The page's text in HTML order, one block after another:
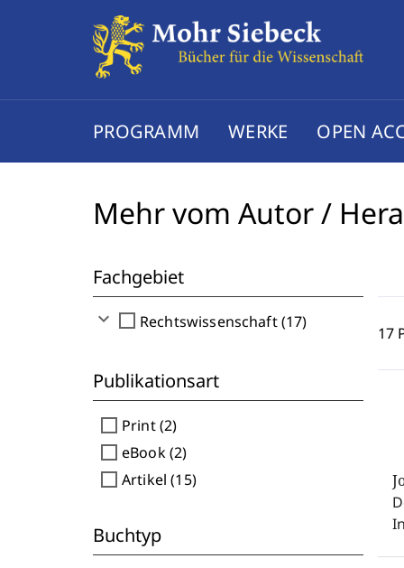
PROGRAMM WERKE OPEN
Mehr vom Autor /
Fachgebiet
expand_more check_box_outline_blank Rechtswissenschaft (17)
Publikationsart
check_box_outline_blank Print (2)
check_box_outline_blank eBook (2)
check_box_outline_blank Artikel (15)
Buchtyp
17